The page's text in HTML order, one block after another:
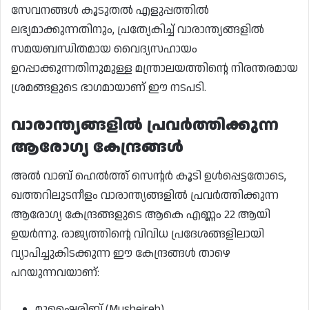
സേവനങ്ങൾ കൂടുതൽ എളുപ്പത്തിൽ
ലഭ്യമാക്കുന്നതിനും, പ്രത്യേകിച്ച് വാരാന്ത്യങ്ങളിൽ
സമയബന്ധിതമായ വൈദ്യസഹായം
ഉറപ്പാക്കുന്നതിനുമുള്ള മന്ത്രാലയത്തിന്റെ നിരന്തരമായ
ശ്രമങ്ങളുടെ ഭാഗമായാണ് ഈ നടപടി.
വാരാന്ത്യങ്ങളിൽ പ്രവർത്തിക്കുന്ന
ആരോഗ്യ കേന്ദ്രങ്ങൾ
അൽ വാബ് ഹെൽത്ത് സെന്റർ കൂടി ഉൾപ്പെട്ടതോടെ,
ഖത്തറിലുടനീളം വാരാന്ത്യങ്ങളിൽ പ്രവർത്തിക്കുന്ന
ആരോഗ്യ കേന്ദ്രങ്ങളുടെ ആകെ എണ്ണം 22 ആയി
ഉയർന്നു. രാജ്യത്തിന്റെ വിവിധ പ്രദേശങ്ങളിലായി
വ്യാപിച്ചുകിടക്കുന്ന ഈ കേന്ദ്രങ്ങൾ താഴെ
പറയുന്നവയാണ്: